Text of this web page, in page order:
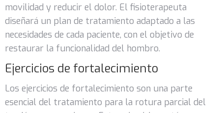
movilidad y reducir el dolor. El fisioterapeuta
diseñará un plan de tratamiento adaptado a las
necesidades de cada paciente, con el objetivo de
restaurar la funcionalidad del hombro.
Ejercicios de fortalecimiento
Los ejercicios de fortalecimiento son una parte
esencial del tratamiento para la rotura parcial del